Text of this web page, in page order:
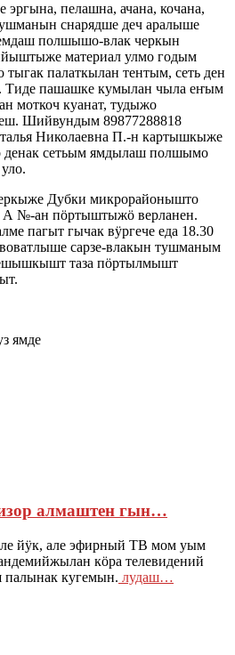
пелашна, ачана, кочана,
снарядше деч аралыше
полшышо-влак черкын
материал улмо годым
палаткылан тентым, сеть ден
Тиде пашашке кумылан чыла еҥым
моткоч куанат, тудыжо
Шийвундым 89877288818
Николаевна П.-н картышкыже
денак сетьым ямдылаш полшымо
Дубки микрорайонышто
№-ан пӧртыштыжӧ верланен.
пагыт гычак вӱргече еда 18.30
сарзе-влакын тушманым
таза пӧртылмышт
ямде
алмаштен гын…
йӱк, але эфирный ТВ мом уым
кӧра телевидений
палынак кугемын. лудаш…